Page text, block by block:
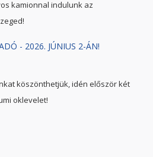
kamionnal indulunk az
- 2026. JÚNIUS 2-ÁN!
köszönthetjük, idén először két
oklevelet!